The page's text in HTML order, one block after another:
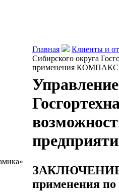
Главная
Клиенты и
Сибирского округа
применения КОМПАКС
ЗАКЛЮЧЕНИЕ о
применения